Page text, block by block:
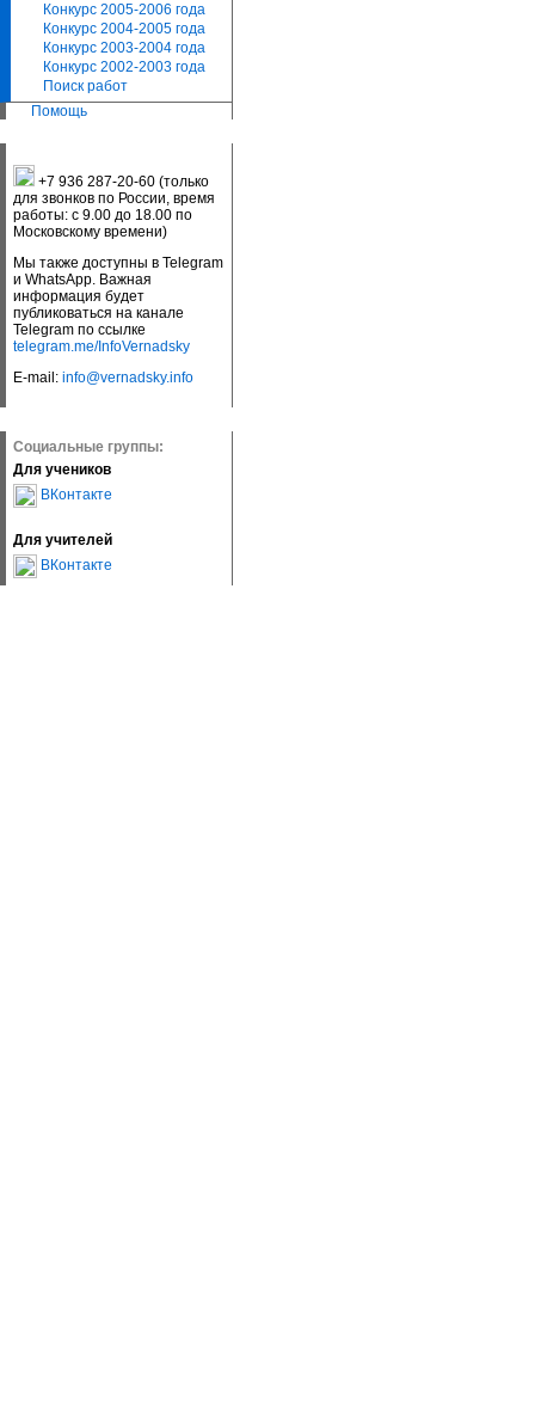
Конкурс 2005-2006 года
Конкурс 2004-2005 года
Конкурс 2003-2004 года
Конкурс 2002-2003 года
Поиск работ
Помощь
+7 936 287-20-60 (только
для звонков по России, время
работы: с 9.00 до 18.00 по
Московскому времени)
Мы также доступны в Telegram
и WhatsApp. Важная
информация будет
публиковаться на канале
Telegram по ссылке
telegram.me/InfoVernadsky
E-mail: info@vernadsky.info
Социальные группы:
Для учеников
ВКонтакте
Для учителей
ВКонтакте